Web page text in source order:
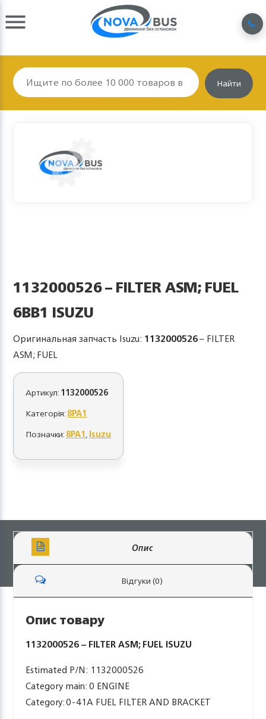
Найти
1132000526 – FILTER ASM; FUEL
6BB1 ISUZU
Оригинальная запчасть Isuzu: 1132000526– FILTER
ASM; FUEL
Артикул:1132000526
Категорія:8PA1
Позначки:8PA1,Isuzu
Опис
Відгуки (0)
Опис товару
1132000526 – FILTER ASM; FUEL ISUZU
Estimated P/N: 1132000526
Category main: 0 ENGINE
Category: 0-41A FUEL FILTER AND BRACKET